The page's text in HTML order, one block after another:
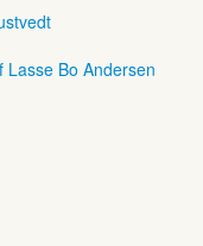
Bo Andersen